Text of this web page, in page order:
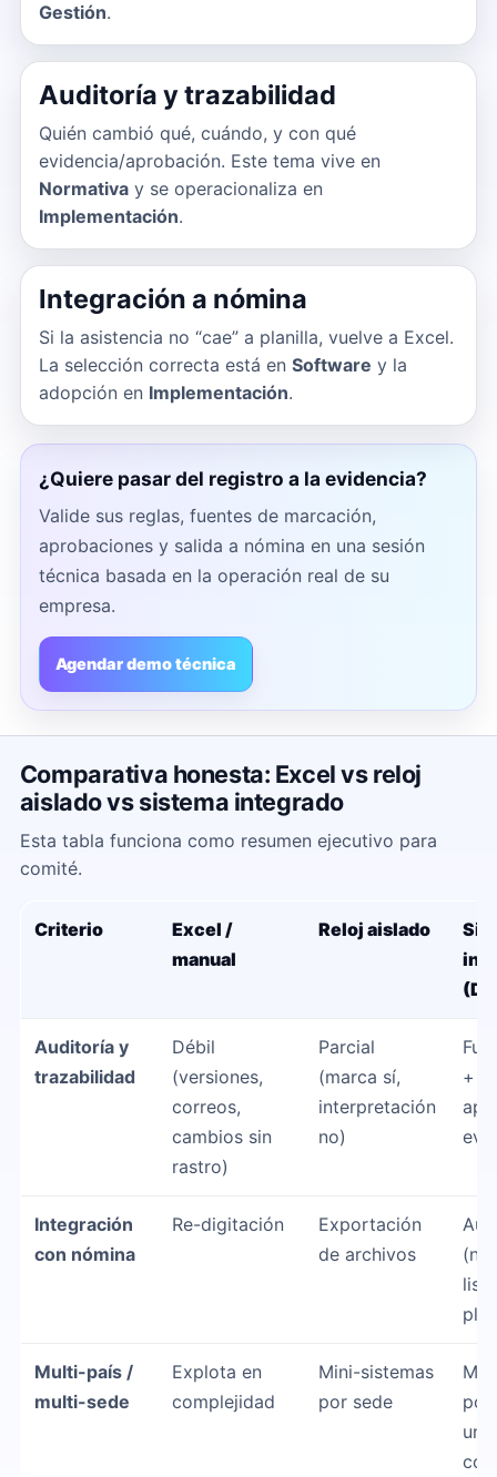
Gestión.
Auditoría y trazabilidad
Quién cambió qué, cuándo, y con qué
evidencia/aprobación. Este tema vive en
Normativay se operacionaliza en
Implementación.
Integración a nómina
Si la asistencia no “cae” a planilla, vuelve a Excel.
La selección correcta está en Software y la
adopción en Implementación.
¿Quiere pasar del registro a la evidencia?
Valide sus reglas, fuentes de marcación,
aprobaciones y salida a nómina en una sesión
técnica basada en la operación real de su
empresa.
Agendar demo técnica
Comparativa honesta: Excel vs reloj
aislado vs sistema integrado
Esta tabla funciona como resumen ejecutivo para
comité.
Criterio
Excel /
manual
Reloj aislado
Auditoría y
trazabilidad
Débil
(versiones,
correos,
cambios sin
rastro)
Parcial
(marca sí,
interpretación
no)
+
Integración
con nómina
Re-digitación
Exportación
de archivos
Multi-país /
multi-sede
Explota en
complejidad
Mini-sistemas
por sede
por